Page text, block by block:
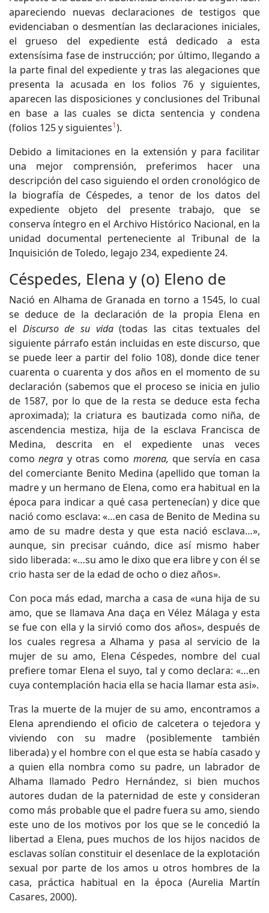
apareciendo nuevas declaraciones de testigos que
evidenciaban o desmentían las declaraciones iniciales,
el grueso del expediente está dedicado a esta
extensísima fase de instrucción; por último, llegando a
la parte final del expediente y tras las alegaciones que
presenta la acusada en los folios 76 y siguientes,
aparecen las disposiciones y conclusiones del Tribunal
en base a las cuales se dicta sentencia y condena
(folios 125 y siguientes1).
Debido a limitaciones en la extensión y para facilitar
una mejor comprensión, preferimos hacer una
descripción del caso siguiendo el orden cronológico de
la biografía de Céspedes, a tenor de los datos del
expediente objeto del presente trabajo, que se
conserva íntegro en el Archivo Histórico Nacional, en la
unidad documental perteneciente al Tribunal de la
Inquisición de Toledo, legajo 234, expediente 24.
Céspedes, Elena y (o) Eleno de
Nació en Alhama de Granada en torno a 1545, lo cual
se deduce de la declaración de la propia Elena en
el Discurso de su vida(todas las citas textuales del
siguiente párrafo están incluidas en este discurso, que
se puede leer a partir del folio 108), donde dice tener
cuarenta o cuarenta y dos años en el momento de su
declaración (sabemos que el proceso se inicia en julio
de 1587, por lo que de la resta se deduce esta fecha
aproximada); la criatura es bautizada como niña, de
ascendencia mestiza, hija de la esclava Francisca de
Medina, descrita en el expediente unas veces
comonegra y otras como morena, que servía en casa
del comerciante Benito Medina (apellido que toman la
madre y un hermano de Elena, como era habitual en la
época para indicar a qué casa pertenecían) y dice que
nació como esclava: «…en casa de Benito de Medina su
amo de su madre desta y que esta nació esclava…»,
aunque, sin precisar cuándo, dice así mismo haber
sido liberada: «…su amo le dixo que era libre y con él se
crio hasta ser de la edad de ocho o diez años».
Con poca más edad, marcha a casa de «una hija de su
amo, que se llamava Ana daça en Vélez Málaga y esta
se fue con ella y la sirvió como dos años», después de
los cuales regresa a Alhama y pasa al servicio de la
mujer de su amo, Elena Céspedes, nombre del cual
prefiere tomar Elena el suyo, tal y como declara: «…en
cuya contemplación hacia ella se hacia llamar esta asi».
Tras la muerte de la mujer de su amo, encontramos a
Elena aprendiendo el oficio de calcetera o tejedora y
viviendo con su madre (posiblemente también
liberada) y el hombre con el que esta se había casado y
a quien ella nombra como su padre, un labrador de
Alhama llamado Pedro Hernández, si bien muchos
autores dudan de la paternidad de este y consideran
como más probable que el padre fuera su amo, siendo
este uno de los motivos por los que se le concedió la
libertad a Elena, pues muchos de los hijos nacidos de
esclavas solían constituir el desenlace de la explotación
sexual por parte de los amos u otros hombres de la
casa, práctica habitual en la época (Aurelia Martín
Casares, 2000).